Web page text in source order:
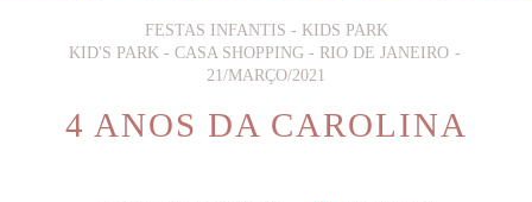
FESTAS INFANTIS - KIDS PARK
KID'S PARK - CASA SHOPPING - RIO DE JANEIRO
21/MARÇO/2021
4 ANOS DA CAROLINA